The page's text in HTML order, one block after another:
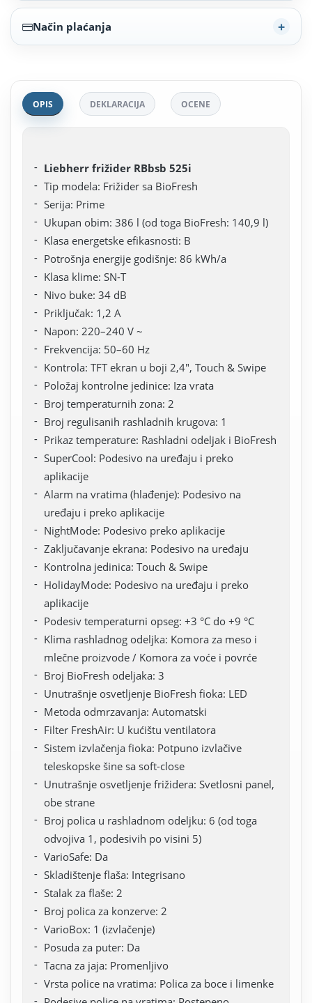
Način plaćanja
OPIS DEKLARACIJA OCENE
Liebherr frižider RBbsb 525i
Tip modela: Frižider sa BioFresh
Serija: Prime
Ukupan obim: 386 l (od toga BioFresh: 140,9 l)
Klasa energetske efikasnosti: B
Potrošnja energije godišnje: 86 kWh/a
Klasa klime: SN-T
Nivo buke: 34 dB
Priključak: 1,2 A
Napon: 220–240 V ~
Frekvencija: 50–60 Hz
Kontrola: TFT ekran u boji 2,4", Touch & Swipe
Položaj kontrolne jedinice: Iza vrata
Broj temperaturnih zona: 2
Broj regulisanih rashladnih krugova: 1
Prikaz temperature: Rashladni odeljak i BioFresh
SuperCool: Podesivo na uređaju i preko
aplikacije
Alarm na vratima (hlađenje): Podesivo na
uređaju i preko aplikacije
NightMode: Podesivo preko aplikacije
Zaključavanje ekrana: Podesivo na uređaju
Kontrolna jedinica: Touch & Swipe
HolidayMode: Podesivo na uređaju i preko
aplikacije
Podesiv temperaturni opseg: +3 °C do +9 °C
Klima rashladnog odeljka: Komora za meso i
mlečne proizvode / Komora za voće i povrće
Broj BioFresh odeljaka: 3
Unutrašnje osvetljenje BioFresh fioka: LED
Metoda odmrzavanja: Automatski
Filter FreshAir: U kućištu ventilatora
Sistem izvlačenja fioka: Potpuno izvlačive
teleskopske šine sa soft-close
Unutrašnje osvetljenje frižidera: Svetlosni panel,
obe strane
Broj polica u rashladnom odeljku: 6 (od toga
odvojiva 1, podesivih po visini 5)
VarioSafe: Da
Skladištenje flaša: Integrisano
Stalak za flaše: 2
Broj polica za konzerve: 2
VarioBox: 1 (izvlačenje)
Posuda za puter: Da
Tacna za jaja: Promenljivo
Vrsta police na vratima: Polica za boce i limenke